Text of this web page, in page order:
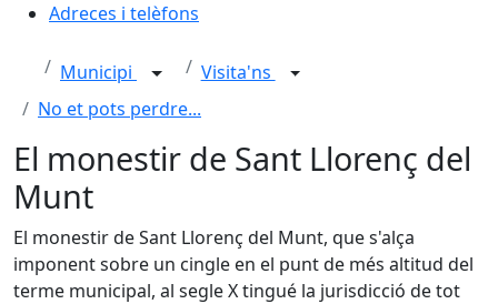
Adreces i telèfons
Municipi
Visita'ns
No et pots perdre...
El monestir de Sant Llorenç del
Munt
El monestir de Sant Llorenç del Munt, que s'alça
imponent sobre un cingle en el punt de més altitud del
terme municipal, al segle X tingué la jurisdicció de tot